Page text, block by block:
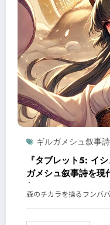
ギルガメシュ叙事詩
『タブレット5: イ
ガメシュ叙事詩を現
む！
森のチカラを操るフンバ